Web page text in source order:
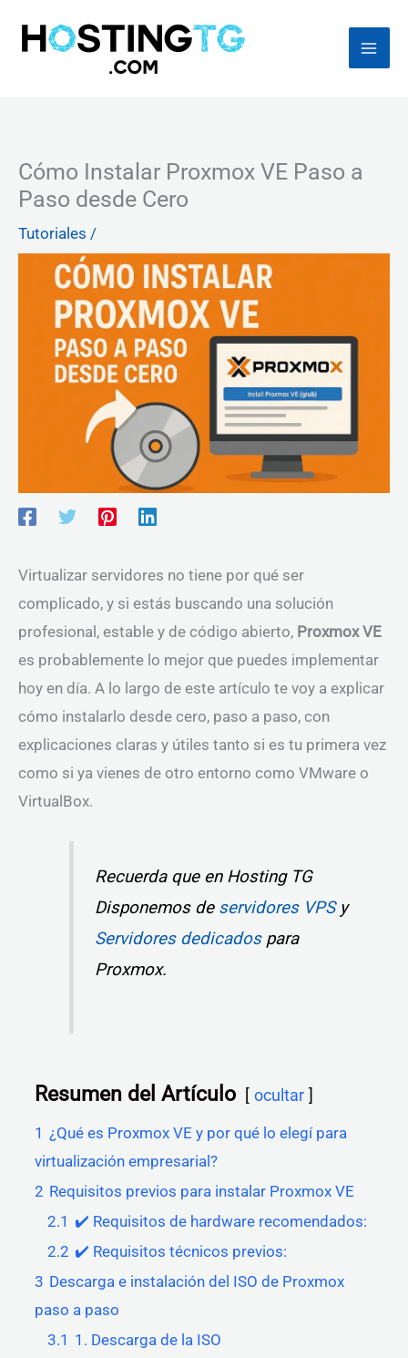
Cómo Instalar Proxmox VE Paso a
Paso desde Cero
Tutoriales /
Virtualizar servidores no tiene por qué ser
complicado, y si estás buscando una solución
profesional, estable y de código abierto, Proxmox VE
es probablemente lo mejor que puedes implementar
hoy en día. A lo largo de este artículo te voy a explicar
cómo instalarlo desde cero, paso a paso, con
explicaciones claras y útiles tanto si es tu primera vez
como si ya vienes de otro entorno como VMware o
VirtualBox.
Recuerda que en Hosting TG
Disponemos de servidores VPSy
Servidores dedicadospara
Proxmox.
Resumen del Artículo ocultar
1 ¿Qué es Proxmox VE y por qué lo elegí para
virtualización empresarial?
2 Requisitos previos para instalar Proxmox VE
2.1 ✔️ Requisitos de hardware recomendados:
2.2 ✔️ Requisitos técnicos previos:
3 Descarga e instalación del ISO de Proxmox
paso a paso
3.1 1. Descarga de la ISO